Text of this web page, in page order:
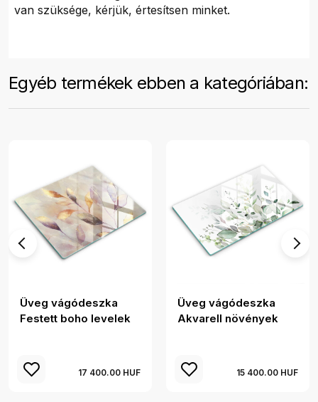
van szüksége, kérjük, értesítsen minket.
Egyéb termékek ebben a kategóriában:
Üveg vágódeszka
Festett boho levelek
17 400.00 HUF
Üveg vágódeszka
Akvarell növények
15 400.00 HUF